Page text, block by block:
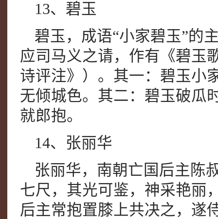
13、碧玉
碧玉，成语“小家碧玉”的
应司马义之请，作有《碧玉
诗评注》）。其一：碧玉小
无倾城色。其二：碧玉破瓜
就郎抱。
14、张丽华
张丽华，南朝亡国后主陈
七尺，其光可鉴，神采艳丽
后主常抱置膝上共决之，遂